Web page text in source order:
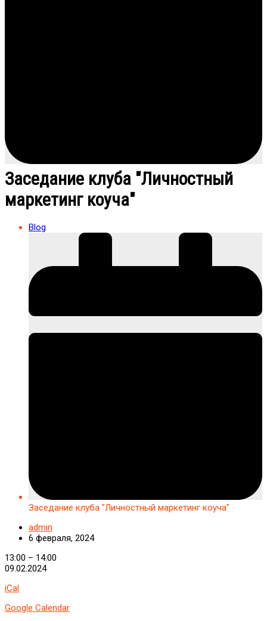
Заседание клуба "Личностный
маркетинг коуча"
Blog
Заседание клуба "Личностный маркетинг коуча"
admin
6 февраля, 2024
Заседание
клуба
маркетинг
13:00 – 14:00
09.02.2024
iCal
Google Calendar